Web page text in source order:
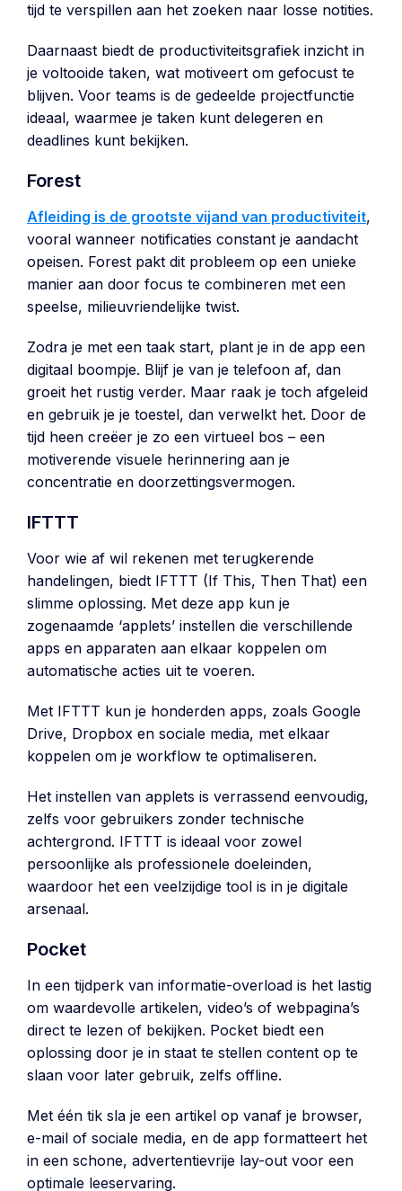
tijd te verspillen aan het zoeken naar losse notities.
Daarnaast biedt de productiviteitsgrafiek inzicht in
je voltooide taken, wat motiveert om gefocust te
blijven. Voor teams is de gedeelde projectfunctie
ideaal, waarmee je taken kunt delegeren en
deadlines kunt bekijken.
Forest
Afleiding is de grootste vijand van productiviteit,
vooral wanneer notificaties constant je aandacht
opeisen. Forest pakt dit probleem op een unieke
manier aan door focus te combineren met een
speelse, milieuvriendelijke twist.
Zodra je met een taak start, plant je in de app een
digitaal boompje. Blijf je van je telefoon af, dan
groeit het rustig verder. Maar raak je toch afgeleid
en gebruik je je toestel, dan verwelkt het. Door de
tijd heen creëer je zo een virtueel bos – een
motiverende visuele herinnering aan je
concentratie en doorzettingsvermogen.
IFTTT
Voor wie af wil rekenen met terugkerende
handelingen, biedt IFTTT (If This, Then That) een
slimme oplossing. Met deze app kun je
zogenaamde ‘applets’ instellen die verschillende
apps en apparaten aan elkaar koppelen om
automatische acties uit te voeren.
Met IFTTT kun je honderden apps, zoals Google
Drive, Dropbox en sociale media, met elkaar
koppelen om je workflow te optimaliseren.
Het instellen van applets is verrassend eenvoudig,
zelfs voor gebruikers zonder technische
achtergrond. IFTTT is ideaal voor zowel
persoonlijke als professionele doeleinden,
waardoor het een veelzijdige tool is in je digitale
arsenaal.
Pocket
In een tijdperk van informatie-overload is het lastig
om waardevolle artikelen, video’s of webpagina’s
direct te lezen of bekijken. Pocket biedt een
oplossing door je in staat te stellen content op te
slaan voor later gebruik, zelfs offline.
Met één tik sla je een artikel op vanaf je browser,
e-mail of sociale media, en de app formatteert het
in een schone, advertentievrije lay-out voor een
optimale leeservaring.